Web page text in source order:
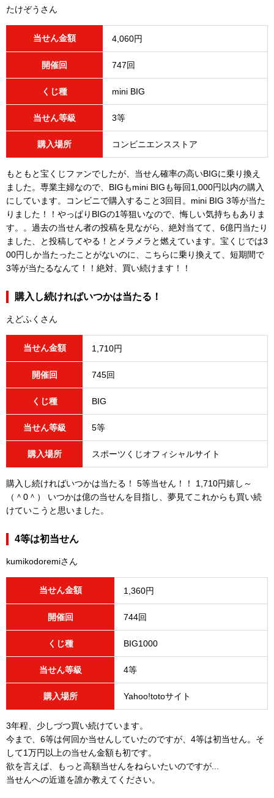
たけぞうさん
当せん金額 4,060円
開催回 747回
くじ種 mini BIG
当せん等級 3等
購入場所 コンビニエンスストア
もともと宝くじファンでしたが、当せん確率の高いBIGに乗り換え
ました。専業主婦なので、BIGもmini BIGも毎回1,000円以内の購入
にしています。コンビニで購入すること3回目。mini BIG 3等が当た
りました！！やっぱりBIGの1等狙いなので、悔しい気持ちもありま
す。。過去の当せん者の投稿を見ながら、絶対当てて、6億円当たり
ました、と投稿してやる！とメラメラと燃えています。宝くじでは3
00円しか当たったことがないのに、こちらに乗り換えて、短期間で
3等が当たるなんて！！絶対、買い続けます！！
購入し続ければいつかは当たる！
えどふくさん
当せん金額 1,710円
開催回 745回
くじ種 BIG
当せん等級 5等
購入場所 スポーツくじオフィシャルサイト
購入し続ければいつかは当たる！ 5等当せん！！ 1,710円嬉し～
（＾0＾） いつかは億の当せんを目指し、夢見てこれからも買い続
けていこうと思いました。
4等は初当せん
kumikodoremiさん
当せん金額 1,360円
開催回 744回
くじ種 BIG1000
当せん等級 4等
購入場所 Yahoo!totoサイト
3年程、少しづつ買い続けています。
今まで、6等は何回か当せんしていたのですが、4等は初当せん。そ
して1万円以上の当せん金額も初です。
欲を言えば、もっと高額当せんをねらいたいのですが...
当せんへの近道を誰か教えてください。